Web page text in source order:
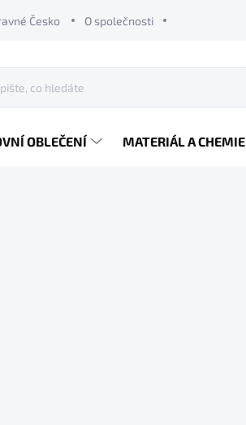
Česko O společnosti
OBLEČENÍ MATERIÁL A CHEMIE